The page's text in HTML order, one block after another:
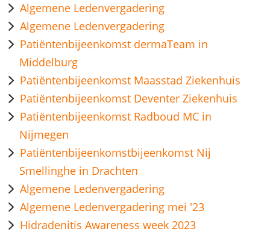
Algemene Ledenvergadering
Algemene Ledenvergadering
Patiëntenbijeenkomst dermaTeam in
Middelburg
Patiëntenbijeenkomst Maasstad Ziekenhuis
Patiëntenbijeenkomst Deventer Ziekenhuis
Patiëntenbijeenkomst Radboud MC in
Nijmegen
Patiëntenbijeenkomstbijeenkomst Nij
Smellinghe in Drachten
Algemene Ledenvergadering
Algemene Ledenvergadering mei '23
Hidradenitis Awareness week 2023